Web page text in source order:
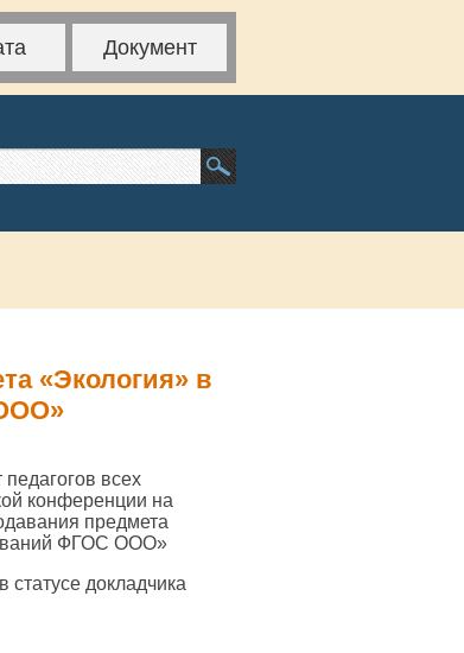
Документ
«Экология» в
всех
конференции на
предмета
ФГОС ООО»
докладчика